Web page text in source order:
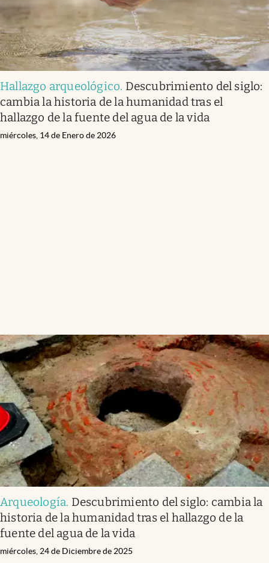
Hallazgo arqueológico. Descubrimiento del siglo:
cambia la historia de la humanidad tras el
hallazgo de la fuente del agua de la vida
miércoles, 14 de Enero de 2026
Arqueología. Descubrimiento del siglo: cambia la
historia de la humanidad tras el hallazgo de la
fuente del agua de la vida
miércoles, 24 de Diciembre de 2025